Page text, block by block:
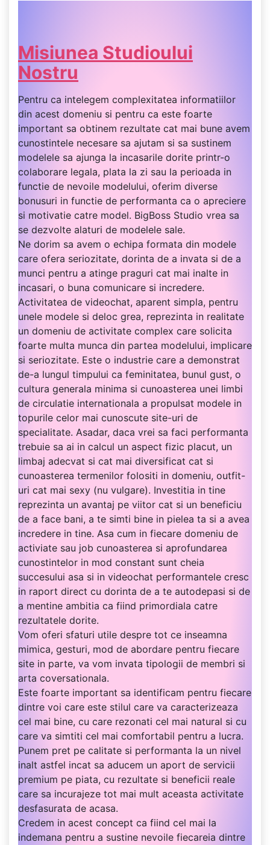
Misiunea Studioului
Nostru
Pentru ca intelegem complexitatea informatiilor
din acest domeniu si pentru ca este foarte
important sa obtinem rezultate cat mai bune avem
cunostintele necesare sa ajutam si sa sustinem
modelele sa ajunga la incasarile dorite printr-o
colaborare legala, plata la zi sau la perioada in
functie de nevoile modelului, oferim diverse
bonusuri in functie de performanta ca o apreciere
si motivatie catre model. BigBoss Studio vrea sa
se dezvolte alaturi de modelele sale.
Ne dorim sa avem o echipa formata din modele
care ofera seriozitate, dorinta de a invata si de a
munci pentru a atinge praguri cat mai inalte in
incasari, o buna comunicare si incredere.
Activitatea de videochat, aparent simpla, pentru
unele modele si deloc grea, reprezinta in realitate
un domeniu de activitate complex care solicita
foarte multa munca din partea modelului, implicare
si seriozitate. Este o industrie care a demonstrat
de-a lungul timpului ca feminitatea, bunul gust, o
cultura generala minima si cunoasterea unei limbi
de circulatie internationala a propulsat modele in
topurile celor mai cunoscute site-uri de
specialitate. Asadar, daca vrei sa faci performanta
trebuie sa ai in calcul un aspect fizic placut, un
limbaj adecvat si cat mai diversificat cat si
cunoasterea termenilor folositi in domeniu, outfit-
uri cat mai sexy (nu vulgare). Investitia in tine
reprezinta un avantaj pe viitor cat si un beneficiu
de a face bani, a te simti bine in pielea ta si a avea
incredere in tine. Asa cum in fiecare domeniu de
activiate sau job cunoasterea si aprofundarea
cunostintelor in mod constant sunt cheia
succesului asa si in videochat performantele cresc
in raport direct cu dorinta de a te autodepasi si de
a mentine ambitia ca fiind primordiala catre
rezultatele dorite.
Vom oferi sfaturi utile despre tot ce inseamna
mimica, gesturi, mod de abordare pentru fiecare
site in parte, va vom invata tipologii de membri si
arta coversationala.
Este foarte important sa identificam pentru fiecare
dintre voi care este stilul care va caracterizeaza
cel mai bine, cu care rezonati cel mai natural si cu
care va simtiti cel mai comfortabil pentru a lucra.
Punem pret pe calitate si performanta la un nivel
inalt astfel incat sa aducem un aport de servicii
premium pe piata, cu rezultate si beneficii reale
care sa incurajeze tot mai mult aceasta activitate
desfasurata de acasa.
Credem in acest concept ca fiind cel mai la
indemana pentru a sustine nevoile fiecareia dintre